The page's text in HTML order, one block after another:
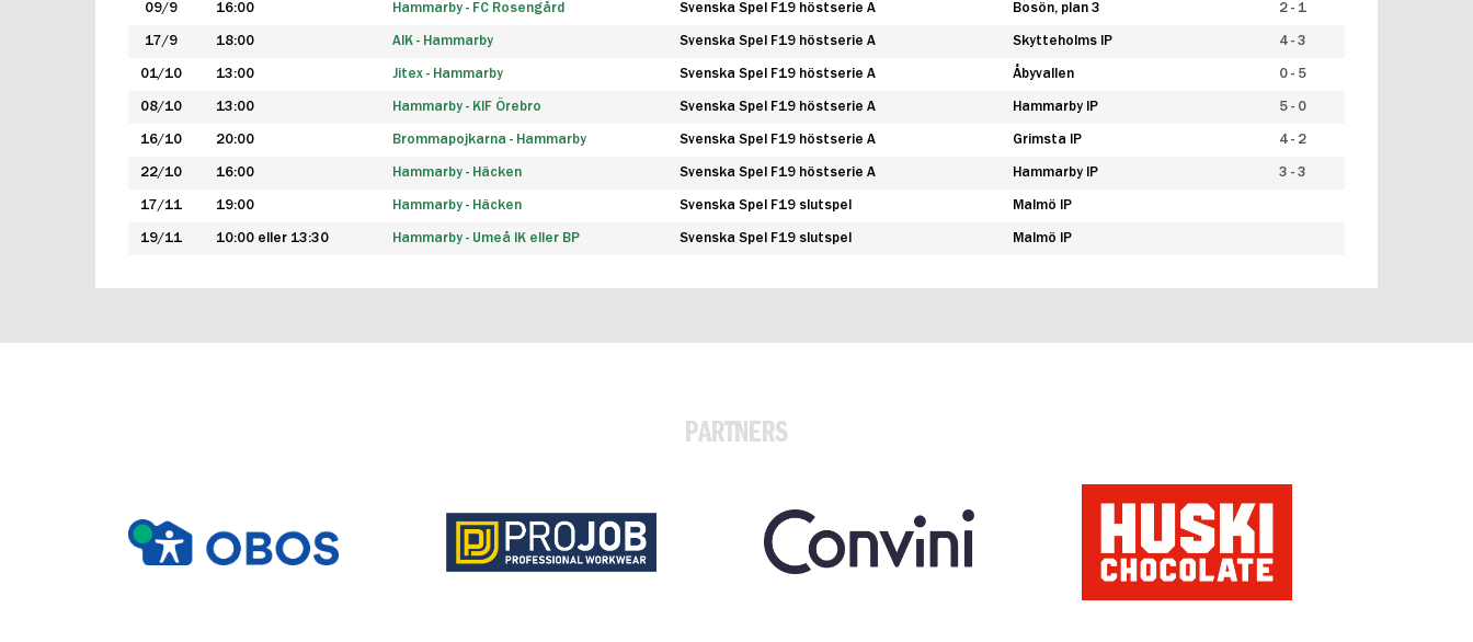
09/9 16:00 Hammarby - FC Rosengård Svenska Spel F19 höstserie A Bosön, plan 3 2 - 1
17/9 18:00 AIK - Hammarby Svenska Spel F19 höstserie A Skytteholms IP 4 - 3
01/10 13:00 Jitex - Hammarby Svenska Spel F19 höstserie A Åbyvallen 0 - 5
08/10 13:00 Hammarby - KIF Örebro Svenska Spel F19 höstserie A Hammarby IP 5 - 0
16/10 20:00 Brommapojkarna - Hammarby Svenska Spel F19 höstserie A Grimsta IP 4 - 2
22/10 16:00 Hammarby - Häcken Svenska Spel F19 höstserie A Hammarby IP 3 - 3
17/11 19:00 Hammarby - Häcken Svenska Spel F19 slutspel Malmö IP
19/11 10:00 eller 13:30 Hammarby - Umeå IK eller BP Svenska Spel F19 slutspel Malmö IP
PARTNERS